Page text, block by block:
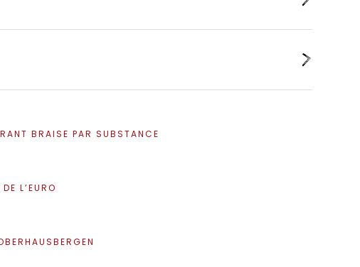
BRAISE PAR SUBSTANCE
DE L’EURO